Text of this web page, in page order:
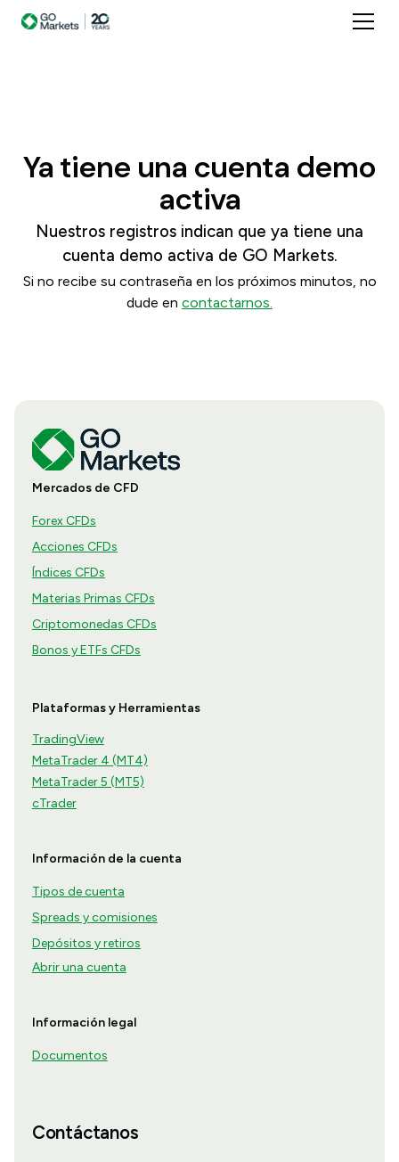
Ya tiene una cuenta demo
activa
Nuestros registros indican que ya tiene una
cuenta demo activa de GO Markets.
Si no recibe su contraseña en los próximos minutos, no
dude en contactarnos.
Mercados de CFD
Forex CFDs
Acciones CFDs
Índices CFDs
Materias Primas CFDs
Criptomonedas CFDs
Bonos y ETFs CFDs
Plataformas y Herramientas
TradingView
MetaTrader 4 (MT4)
MetaTrader 5 (MT5)
cTrader
Información de la cuenta
Tipos de cuenta
Spreads y comisiones
Depósitos y retiros
Abrir una cuenta
Información legal
Documentos
Contáctanos